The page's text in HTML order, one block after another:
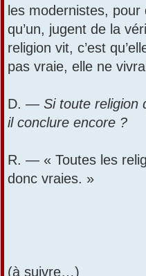
les modernistes,
qu’un, jugent de la
religion vit, c’est
pas vraie, elle ne
D. — Si toute religion
il conclure encore ?
R. — « Toutes les
donc vraies. »
(à suivre…)